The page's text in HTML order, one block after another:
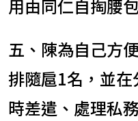
用由同仁自掏腰
五、陳為自己方
排隨扈1名，並
時差遣、處理私